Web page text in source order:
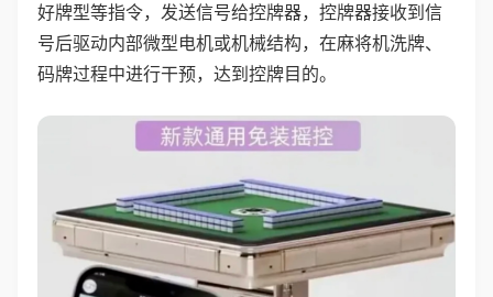
好牌型等指令，发送信号给控牌器，控牌器接收到信
号后驱动内部微型电机或机械结构，在麻将机洗牌、
码牌过程中进行干预，达到控牌目的。